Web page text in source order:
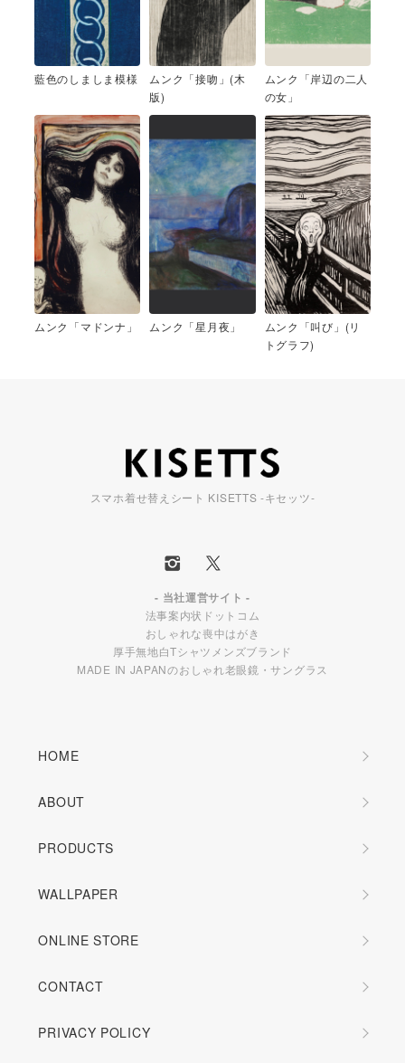
藍色のしましま模様
ムンク「接吻」(木
版)
ムンク「岸辺の二人
の女」
ムンク「マドンナ」 ムンク「星月夜」
ムンク「叫び」(リ
トグラフ)
スマホ着せ替えシート KISETTS -キセッツ-
- 当社運営サイト -
法事案内状ドットコム
おしゃれな喪中はがき
厚手無地白Tシャツメンズブランド
MADE IN JAPANのおしゃれ老眼鏡・サングラス
HOME
ABOUT
PRODUCTS
WALLPAPER
ONLINE STORE
CONTACT
PRIVACY POLICY